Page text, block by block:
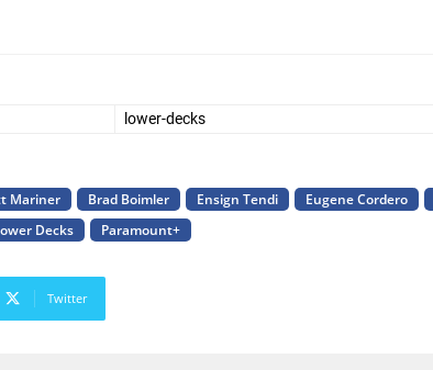
lower-decks
Mariner Brad Boimler Ensign Tendi Eugene Cordero
Decks Paramount+
Twitter